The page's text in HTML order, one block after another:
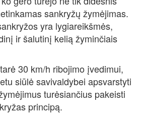
sankryžų žymėjimas.
yra lygiareikšmės,
ir šalutinį kelią žyminčiais
30 km/h ribojimo įvedimui,
siūlė savivaldybei apsvarstyti
turėsiančius pakeisti
principą.